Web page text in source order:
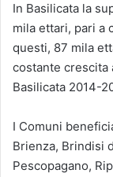
In Basilicata la
mila ettari, pari a
questi, 87 mila
costante crescita
Basilicata 2014-
I Comuni
Brienza, Brindisi
Pescopagano,